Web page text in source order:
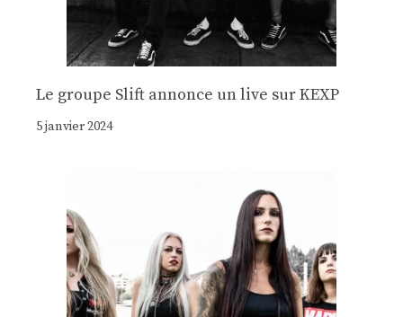
Le groupe Slift annonce un live sur KEXP
5 janvier 2024